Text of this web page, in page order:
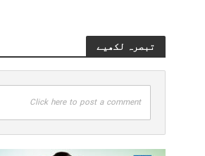
تبصرہ لکھیے
Click here to post a comment